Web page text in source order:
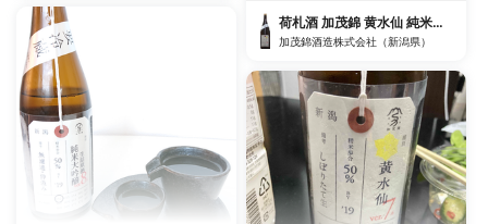
荷札酒 加茂錦 黄水仙 純米大吟醸 生
加茂錦酒造株式会社（新潟県）